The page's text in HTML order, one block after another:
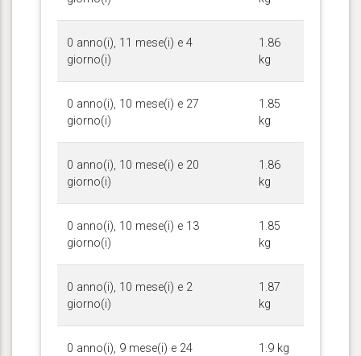
0 anno(i), 11 mese(i) e 4
giorno(i)
1.86
kg
0 anno(i), 10 mese(i) e 27
giorno(i)
1.85
kg
0 anno(i), 10 mese(i) e 20
giorno(i)
1.86
kg
0 anno(i), 10 mese(i) e 13
giorno(i)
1.85
kg
0 anno(i), 10 mese(i) e 2
giorno(i)
1.87
kg
0 anno(i), 9 mese(i) e 24
1.9 kg